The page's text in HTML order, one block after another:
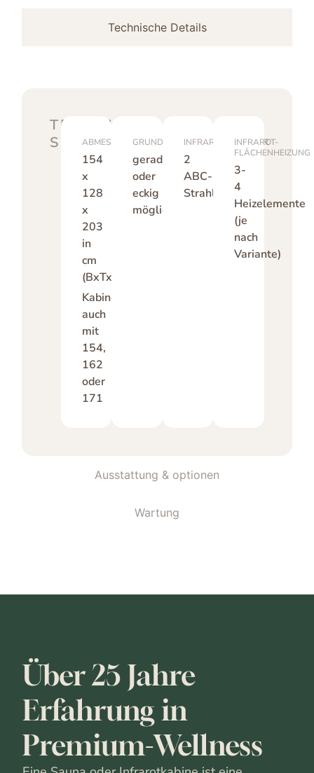
Technische Details
Ausstattung & optionen
Wartung
TECHNISCHE
SPEZIFIKATIONEN
ABMESSUNGEN
154
x
128
x
203
in
cm
(BxTxH)
Kabinenbreite
auch
mit
154,
162
oder
171
GRUNDRISS
gerade
oder
eckig
möglich
INFRAROTSTRAHLER
2
ABC-
Strahler
INFRAROT-
FLÄCHENHEIZUNG
3-
4
Heizelemente
(je
nach
Variante)
Über 25 Jahre
Erfahrung in
Premium-Wellness